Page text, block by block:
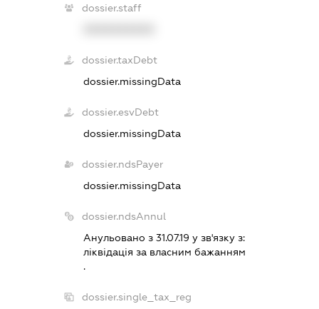
dossier.staff
dossier.taxDebt
dossier.missingData
dossier.esvDebt
dossier.missingData
dossier.ndsPayer
dossier.missingData
dossier.ndsAnnul
Анульовано з 31.07.19 у зв'язку з:
лiквiдацiя за власним бажанням
.
dossier.single_tax_reg